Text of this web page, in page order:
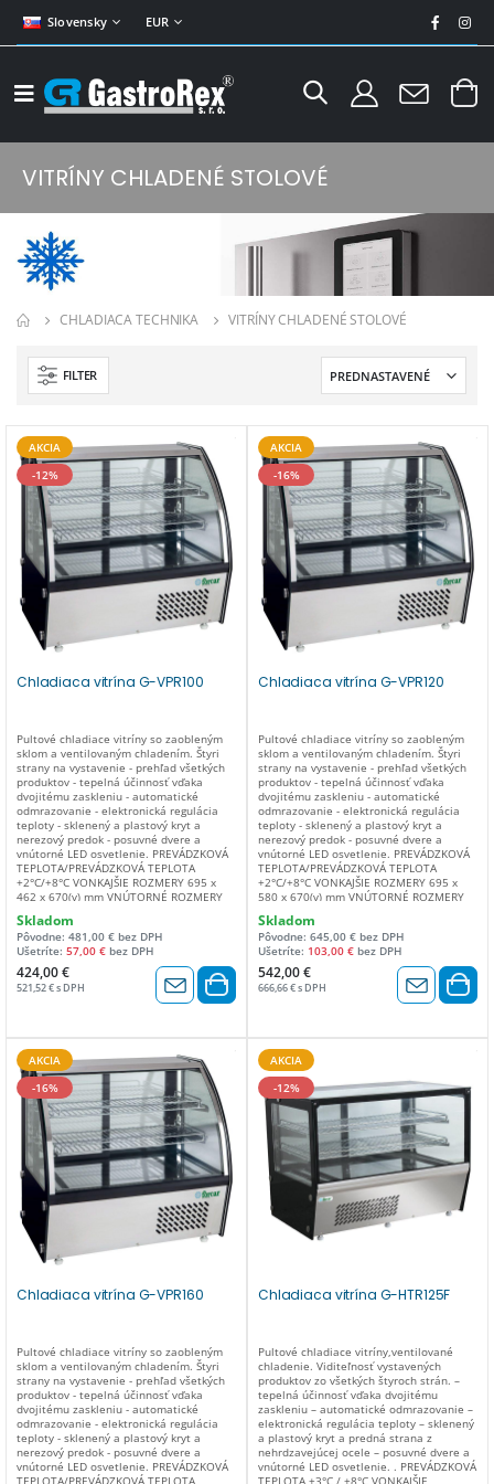
Slovensky EUR
VITRÍNY CHLADENÉ STOLOVÉ
CHLADIACA TECHNIKA VITRÍNY CHLADENÉ STOLOVÉ
FILTER
AKCIA
-12%
Chladiaca vitrína G-VPR100
Pultové chladiace vitríny so zaobleným
sklom a ventilovaným chladením. Štyri
strany na vystavenie - prehľad všetkých
produktov - tepelná účinnosť vďaka
dvojitému zaskleniu - automatické
odmrazovanie - elektronická regulácia
teploty - sklenený a plastový kryt a
nerezový predok - posuvné dvere a
vnútorné LED osvetlenie. PREVÁDZKOVÁ
TEPLOTA/PREVÁDZKOVÁ TEPLOTA
+2°C/+8°C VONKAJŠIE ROZMERY 695 x
462 x 670(v) mm VNÚTORNÉ ROZMERY
MAX. PREVÁDZKOVÁ TEPLOTA +28°C /
60% hod. TYP CHLADENIA ventilované
TYP ODMRAZOVANIA automatické TYP
CHLADIACEHO PLYNU R600a PLYN (gr.) 45
ODPAROVANIE KONDENZOVANEJ VODY
automatické REGULÁCIA TEPLOTY
220-240V / 50Hz KONŠTRUKČNÝ
MATERIÁL nehrdzavejúca oceľ AISI 430 +
sklo ZMENA OTVÁRANIA DVERÍ nie
VNÚTORNÉ SVETLO led DODANÉ
PRÍSLUŠENSTVO 2 mriežky 642×276 –
642x312mm ENERGETICKÁ TRIEDA C
ČISTÁ HMOTNOSŤ (kg) 57 HRUBÁ
HMOTNOSŤ HMOTNOSŤ (kg) 81
ROZMERY BALENIA 810 x 532 x 860 (v)
mm
Skladom
Pôvodne: 481,00 € bez DPH
Ušetríte: 57,00 € bez DPH
424,00 €
521,52 € s DPH
AKCIA
-16%
Chladiaca vitrína G-VPR120
Pultové chladiace vitríny so zaobleným
sklom a ventilovaným chladením. Štyri
strany na vystavenie - prehľad všetkých
produktov - tepelná účinnosť vďaka
dvojitému zaskleniu - automatické
odmrazovanie - elektronická regulácia
teploty - sklenený a plastový kryt a
nerezový predok - posuvné dvere a
vnútorné LED osvetlenie. PREVÁDZKOVÁ
TEPLOTA/PREVÁDZKOVÁ TEPLOTA
+2°C/+8°C VONKAJŠIE ROZMERY 695 x
580 x 670(v) mm VNÚTORNÉ ROZMERY
PREVÁDZKOVÁ TEPLOTA +28°C / 60%
hod. TYP CHLADENIA ventilované TYP
ODMRAZOVANIA automatické TYP
CHLADIACEHO PLYNU R600a PLYN (gr.) 60
ODPAROVANIE KONDENZOVANEJ VODY
automatické REGULÁCIA TEPLOTY
220-240V / 50Hz KONŠTRUKČNÝ
MATERIÁL nehrdzavejúca oceľ AISI 430 +
sklo ZMENA OTVÁRANIA DVERÍ nie
VNÚTORNÉ SVETLO led DODANÉ
PRÍSLUŠENSTVO 2 mriežky 642×376 –
642×412 mm ENERGETICKÁ TRIEDA C
ČISTÁ HMOTNOSŤ (kg) 70 HRUBÁ
HMOTNOSŤ (kg) 95 ROZMERY BALENIA
810 x 650 x 860 (v) mm
Skladom
Pôvodne: 645,00 € bez DPH
Ušetríte: 103,00 € bez DPH
542,00 €
666,66 € s DPH
AKCIA
-16%
Chladiaca vitrína G-VPR160
Pultové chladiace vitríny so zaobleným
sklom a ventilovaným chladením. Štyri
strany na vystavenie - prehľad všetkých
produktov - tepelná účinnosť vďaka
dvojitému zaskleniu - automatické
odmrazovanie - elektronická regulácia
teploty - sklenený a plastový kryt a
nerezový predok - posuvné dvere a
vnútorné LED osvetlenie. PREVÁDZKOVÁ
TEPLOTA/PREVÁDZKOVÁ TEPLOTA
AKCIA
-12%
Chladiaca vitrína G-HTR125F
Pultové chladiace vitríny,ventilované
chladenie. Viditeľnosť vystavených
produktov zo všetkých štyroch strán. –
tepelná účinnosť vďaka dvojitému
zaskleniu – automatické odmrazovanie –
elektronická regulácia teploty – sklenený
a plastový kryt a predná strana z
nehrdzavejúcej ocele – posuvné dvere a
vnútorné LED osvetlenie. . PREVÁDZKOVÁ
TEPLOTA +3°C / +8°C VONKAJŠIE